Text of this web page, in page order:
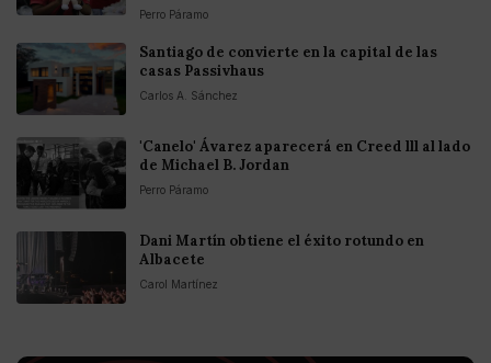
Perro Páramo
Santiago de convierte en la capital de las
casas Passivhaus
Carlos A. Sánchez
'Canelo' Ávarez aparecerá en Creed lll al lado
de Michael B. Jordan
Perro Páramo
Dani Martín obtiene el éxito rotundo en
Albacete
Carol Martínez